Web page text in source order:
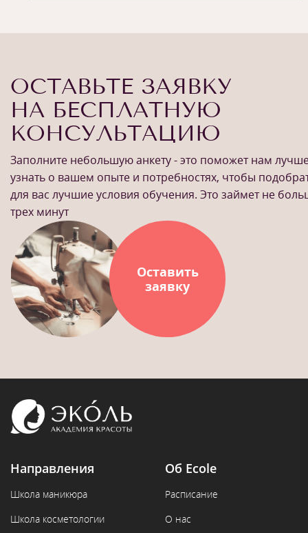
ОСТАВЬТЕ ЗАЯВКУ
НА БЕСПЛАТНУЮ
КОНСУЛЬТАЦИЮ
Заполните небольшую анкету - это поможет нам
узнать о вашем опыте и потребностях, чтобы
для вас лучшие условия обучения. Это займет не
трех минут
Оставить
заявку
Направления
Школа маникюра
Школа косметологии
Об Ecole
Расписание
О нас